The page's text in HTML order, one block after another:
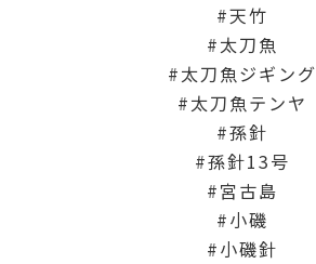
天竹
太刀魚
太刀魚ジギング
太刀魚テンヤ
孫針
孫針13号
宮古島
小磯
小磯針